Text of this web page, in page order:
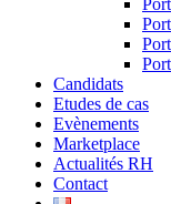
Candidats
Etudes de cas
Evènements
Marketplace
Actualités RH
Contact